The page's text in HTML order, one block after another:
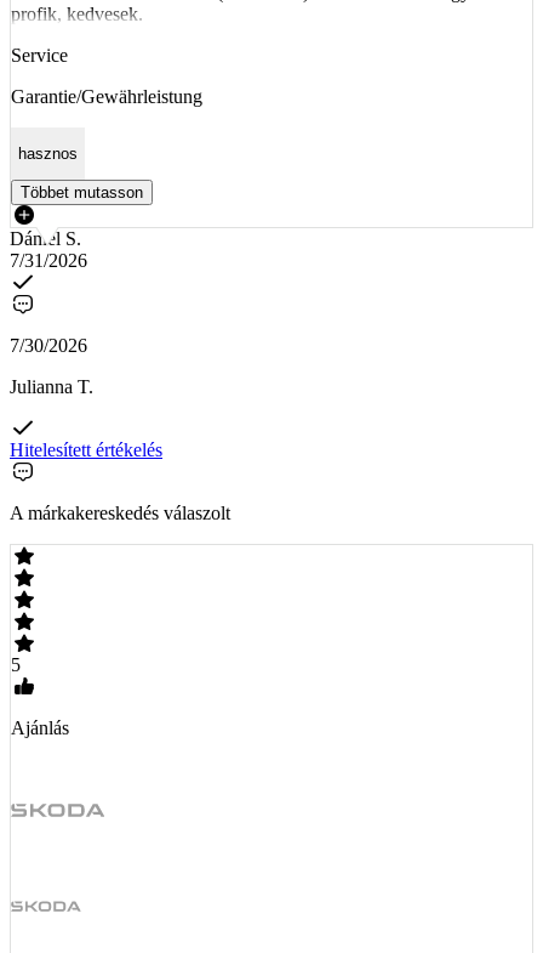
profik, kedvesek.
Service
Garantie/Gewährleistung
hasznos
Többet mutasson
Dániel S.
7/31/2026
7/30/2026
Julianna T.
Hitelesített értékelés
A márkakereskedés válaszolt
5
Ajánlás